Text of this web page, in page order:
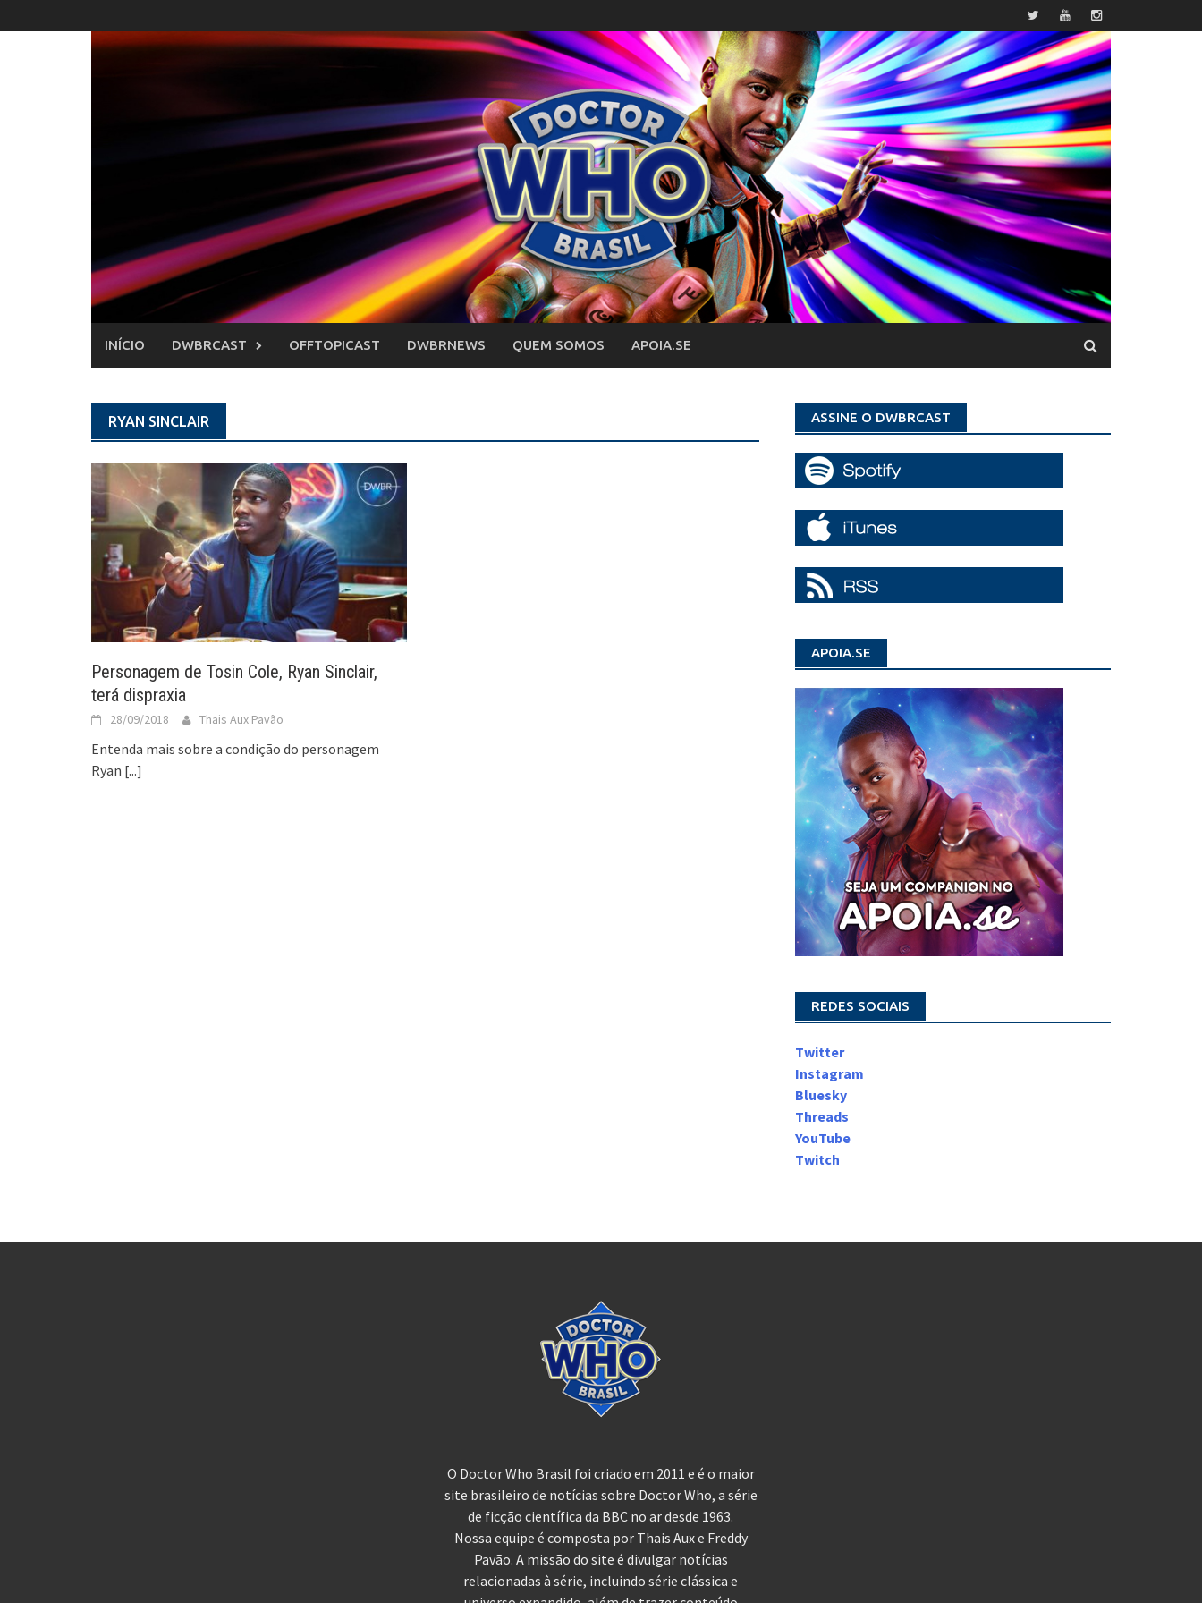
to
INÍCIO DWBRCAST OFFTOPICAST DWBRNEWS QUEM SOMOS APOIA.SE
RYAN SINCLAIR
Personagem de Tosin Cole, Ryan Sinclair,
terá dispraxia
28/09/2018 Thais Aux Pavão
Entenda mais sobre a condição do personagem
Ryan [...]
ASSINE O DWBRCAST
APOIA.SE
REDES SOCIAIS
Twitter
Instagram
Bluesky
Threads
YouTube
Twitch
O Doctor Who Brasil foi criado em 2011 e é o maior
site brasileiro de notícias sobre Doctor Who, a série
de ficção científica da BBC no ar desde 1963.
Nossa equipe é composta por Thais Aux e Freddy
Pavão. A missão do site é divulgar notícias
relacionadas à série, incluindo série clássica e